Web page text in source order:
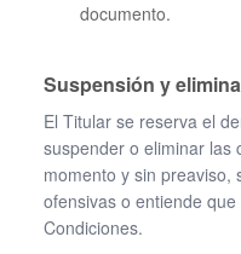
documento.
Suspensión y
El Titular se reserva el
suspender o eliminar las
momento y sin preaviso,
ofensivas o entiende
Condiciones.